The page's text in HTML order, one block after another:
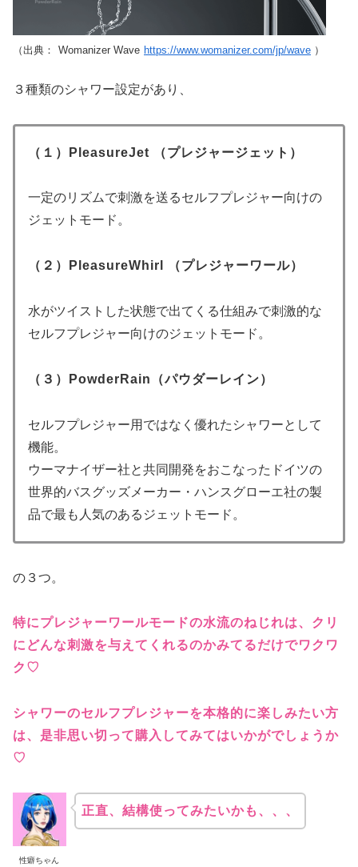
（出典： Womanizer Wave https://www.womanizer.com/jp/wave ）
３種類のシャワー設定があり、
（１）PleasureJet （プレジャージェット）
一定のリズムで刺激を送るセルフプレジャー向けの
ジェットモード。
（２）PleasureWhirl （プレジャーワール）
水がツイストした状態で出てくる仕組みで刺激的な
セルフプレジャー向けのジェットモード。
（３）PowderRain（パウダーレイン）
セルフプレジャー用ではなく優れたシャワーとして
機能。
ウーマナイザー社と共同開発をおこなったドイツの
世界的バスグッズメーカー・ハンスグローエ社の製
品で最も人気のあるジェットモード。
の３つ。
特にプレジャーワールモードの水流のねじれは、クリ
にどんな刺激を与えてくれるのかみてるだけでワクワ
ク♡
シャワーのセルフプレジャーを本格的に楽しみたい方
は、是非思い切って購入してみてはいかがでしょうか
♡
性癖ちゃん
正直、結構使ってみたいかも、、、